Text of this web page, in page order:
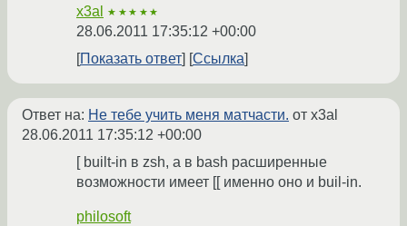
x3al ★★★★★
28.06.2011 17:35:12 +00:00
Показать ответ
Ссылка
Ответ на: Не тебе учить меня матчасти. от x3al
28.06.2011 17:35:12 +00:00
[ built-in в zsh, а в bash расширенные
возможности имеет [[ именно оно и buil-in.
philosoft